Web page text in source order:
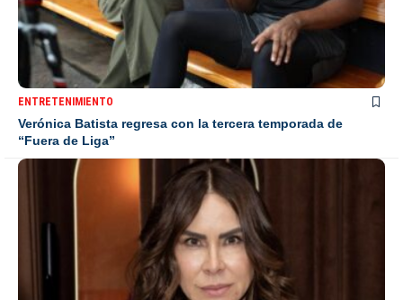
ENTRETENIMIENTO
Verónica Batista regresa con la tercera temporada de
“Fuera de Liga”